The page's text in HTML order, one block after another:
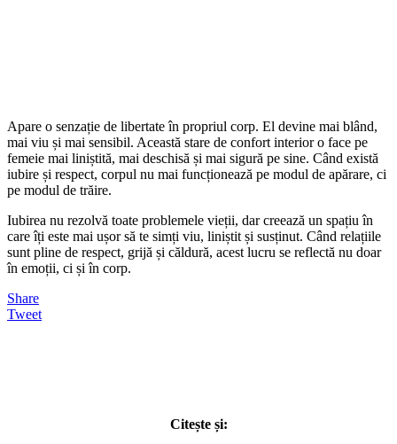
Apare o senzație de libertate în propriul corp. El devine mai blând,
mai viu și mai sensibil. Această stare de confort interior o face pe
femeie mai liniștită, mai deschisă și mai sigură pe sine. Când există
iubire și respect, corpul nu mai funcționează pe modul de apărare, ci
pe modul de trăire.
Iubirea nu rezolvă toate problemele vieții, dar creează un spațiu în
care îți este mai ușor să te simți viu, liniștit și susținut. Când relațiile
sunt pline de respect, grijă și căldură, acest lucru se reflectă nu doar
în emoții, ci și în corp.
Share
Tweet
Citește și: